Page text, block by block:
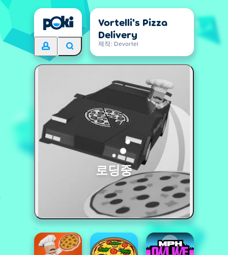
Vortelli's Pizza
Delivery
제작: Devortel
로딩중